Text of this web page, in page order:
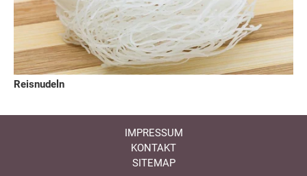
Reisnudeln
IMPRESSUM
KONTAKT
SITEMAP